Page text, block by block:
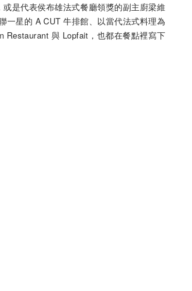
是代表侯布雄法式餐廳領獎的副主廚梁維
一星的 A CUT 牛排館、以當代法式料理為
Restaurant 與 Lopfait，也都在餐點裡寫下